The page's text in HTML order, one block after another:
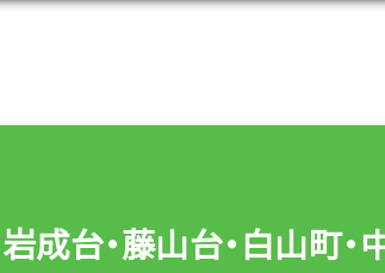
岩成台・藤山台・白山町・